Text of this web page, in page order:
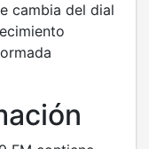
cambia del dial